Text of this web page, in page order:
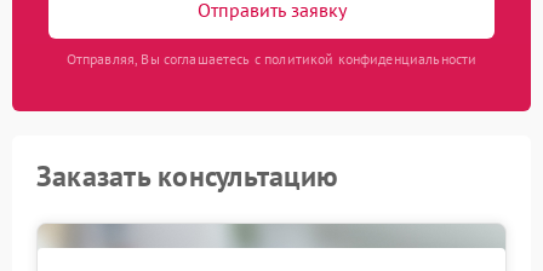
Отправить заявку
Отправляя, Вы соглашаетесь с политикой конфиденциальности
Заказать консультацию